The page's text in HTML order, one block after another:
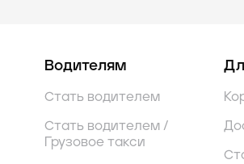
Водителям
Стать водителем
Стать водителем /
Грузовое такси